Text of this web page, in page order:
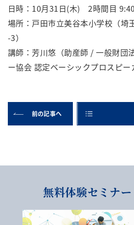
日時：10月31日(木) 2時間目
場所：戸田市立美谷本小学校（埼
-3）
講師：芳川悠（助産師 / 一般財団
ー協会 認定ベーシックプロスピー
前の記事へ
無料体験セミナ